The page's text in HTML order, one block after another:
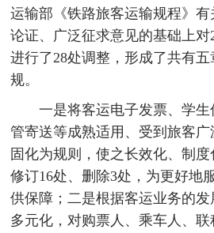
运输部《铁路旅客运输规程》
论证、广泛征求意见的基础上对
进行了28处调整，形成了共有五
规。
一是将客运电子发票、学
管寄送等成熟适用、受到旅客
固化为规则，使之长效化、制
修订16处、删除3处，为更好地
供保障；二是根据客运业务的
多元化，对购票人、乘车人、